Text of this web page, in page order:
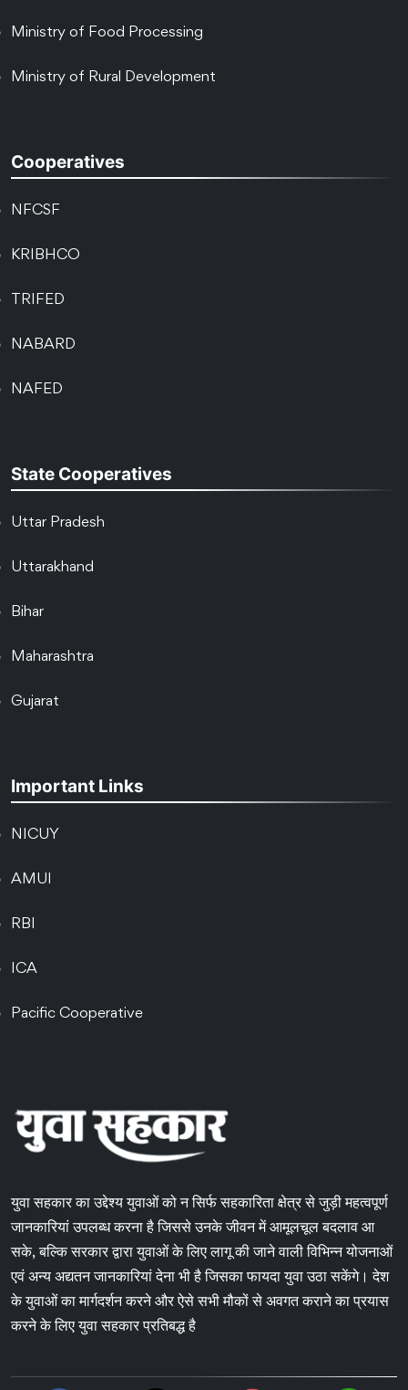
Ministry of Food Processing
Ministry of Rural Development
Cooperatives
NFCSF
KRIBHCO
TRIFED
NABARD
NAFED
State Cooperatives
Uttar Pradesh
Uttarakhand
Bihar
Maharashtra
Gujarat
Important Links
NICUY
AMUI
RBI
ICA
Pacific Cooperative
युवा सहकार का उद्देश्य युवाओं को न सिर्फ सहकारिता क्षेत्र से जुड़ी महत्वपूर्ण
जानकारियां उपलब्ध करना है जिससे उनके जीवन में आमूलचूल बदलाव आ
सके, बल्कि सरकार द्वारा युवाओं के लिए लागू की जाने वाली विभिन्न योजनाओं
एवं अन्य अद्यतन जानकारियां देना भी है जिसका फायदा युवा उठा सकेंगे। देश
के युवाओं का मार्गदर्शन करने और ऐसे सभी मौकों से अवगत कराने का प्रयास
करने के लिए युवा सहकार प्रतिबद्ध है